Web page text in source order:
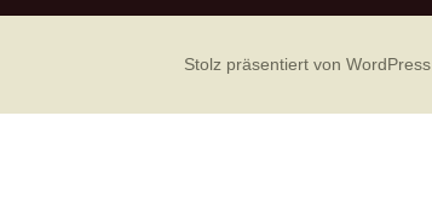
Stolz präsentiert von WordPress